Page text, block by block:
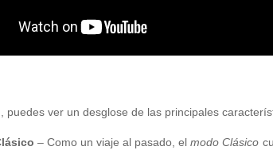
puedes ver un desglose de las principales
– Como un viaje al pasado, elmodo Clásico